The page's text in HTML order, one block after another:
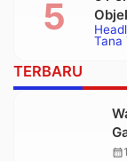
Tana
TERBARU
calendar_month